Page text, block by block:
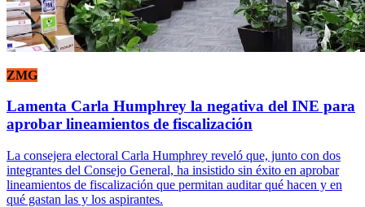
ZMG
Lamenta Carla Humphrey la negativa del INE para
aprobar lineamientos de fiscalización
La consejera electoral Carla Humphrey reveló que, junto con dos
integrantes del Consejo General, ha insistido sin éxito en aprobar
lineamientos de fiscalización que permitan auditar qué hacen y en
qué gastan las y los aspirantes.